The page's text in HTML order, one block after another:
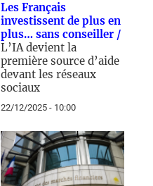
Les Français
investissent de plus en
plus… sans conseiller /
L’IA devient la
première source d’aide
devant les réseaux
sociaux
22/12/2025 - 10:00